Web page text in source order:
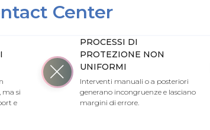
Center
ma si
e
PROCESSI DI
PROTEZIONE NON
UNIFORMI
Interventi manuali o a posteriori
generano incongruenze e lasciano
margini di errore.